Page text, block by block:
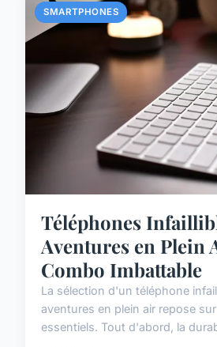
SMARTPHONES
Téléphones
Aventures en Plein
Combo Imbattable
La sélection d'un téléphone
aventures en plein air repose
essentiels. Tout d'abord, la